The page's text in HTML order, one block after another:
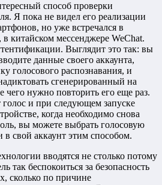
способ проверки
Я пока не видел его реализации
но уже встречался в
китайском мессенджере WeChat.
Выглядит это так: вы
данные своего аккаунта,
голосового распознавания, и
сгенерированный на
чего нужно повторить его еще раз.
и при следующем запуске
когда необходимо снова
вы можете выбрать голосовую
свой аккаунт этим способом.
вводятся не столько потому
так беспокоиться за безопасность
сколько по причине